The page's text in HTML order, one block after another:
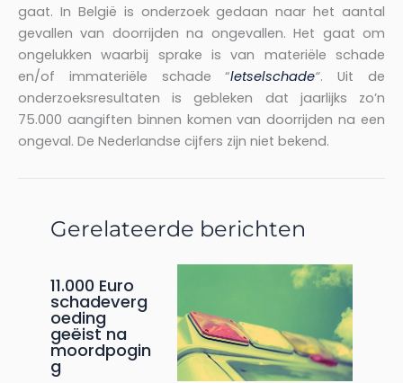
gaat. In België is onderzoek gedaan naar het aantal
gevallen van doorrijden na ongevallen. Het gaat om
ongelukken waarbij sprake is van materiële schade
en/of immateriële schade “letselschade“. Uit de
onderzoeksresultaten is gebleken dat jaarlijks zo’n
75.000 aangiften binnen komen van doorrijden na een
ongeval. De Nederlandse cijfers zijn niet bekend.
Gerelateerde berichten
11.000 Euro
schadeverg
oeding
geëist na
moordpogin
g